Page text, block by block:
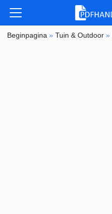
Beginpagina »Tuin & Outdoor »